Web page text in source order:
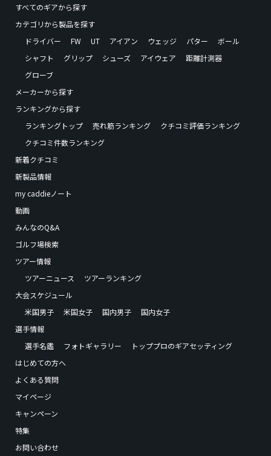
すべてのギアから探す
カテゴリから製品を探す
ドライバー
FW UT アイアン ウェッジ パター
ボール
シャフト
グリップ シューズ アイウェア
距離計測器
グローブ
メーカーから探す
ランキングから探す
ランキングトップ
売れ筋ランキング
クチコミ評価ランキング
クチコミ件数ランキング
新着クチコミ
新製品情報
my caddieノート
動画
みんなのQ&A
ゴルフ場検索
ツアー情報
ツアーニュース
ツアーランキング
大会スケジュール
米国男子
米国女子 国内男子
国内女子
選手情報
選手名鑑
フォトギャラリー
トッププロのギアセッティング
はじめての方へ
よくある質問
マイページ
キャンペーン
特集
お問い合わせ